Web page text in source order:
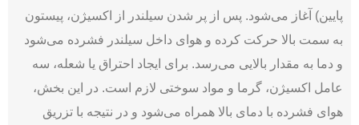
پایین) آغاز می‌شود. پس از پر شدن سیلندر از اکسیژن، پیستون
به سمت بالا حرکت کرده و هوای داخل سیلندر فشرده می‌شود
و دما به مقدار بالایی می‌رسد. برای ایجاد احتراق یا شعله، سه
عامل اکسیژن، گرما و مواد سوختی لازم است. در این بخش،
هوای فشرده با دمای بالا همراه می‌شود و در نتیجه با تزریق